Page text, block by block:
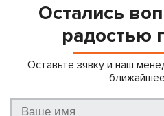
Остались
радостью
Оставьте зявку и наш